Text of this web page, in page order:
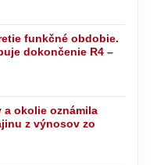
funkčné obdobie.
dokončenie R4 –
a okolie oznámila
z výnosov zo